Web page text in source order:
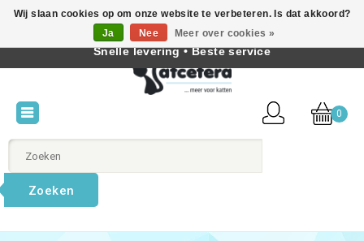
Nederlands
0
Zoeken
Wij slaan cookies op om onze website te verbeteren. Is dat akkoord?
Ja
Nee Meer over cookies »
Beste producten voor katten • Kennis van kattengedrag •
Snelle levering • Beste service